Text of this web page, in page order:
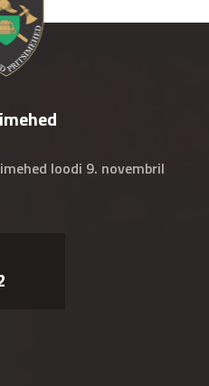
loodi 9. novembril